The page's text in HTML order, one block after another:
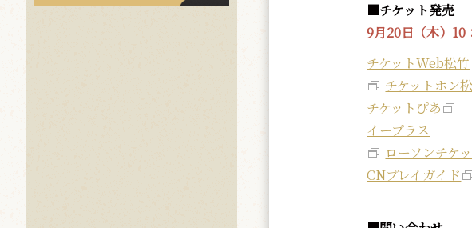
■チケット発売
9月20日（木）10
チケットWeb松竹
チケットホン
チケットぴあ
イープラス
ローソンチケ
CNプレイガイド